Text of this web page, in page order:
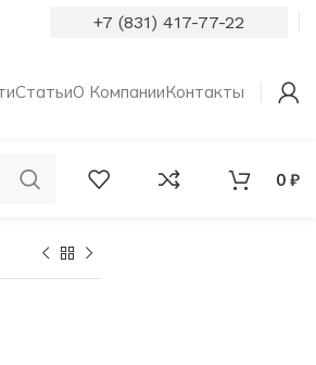
+7 (831) 417-77-22
СтатьиО КомпанииКонтакты
КОЛЬЦА С
0 ₽